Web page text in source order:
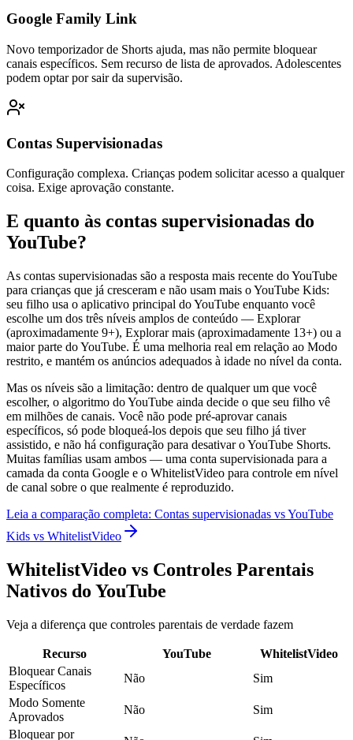
Google Family Link
Novo temporizador de Shorts ajuda, mas não permite bloquear
canais específicos. Sem recurso de lista de aprovados. Adolescentes
podem optar por sair da supervisão.
Contas Supervisionadas
Configuração complexa. Crianças podem solicitar acesso a qualquer
coisa. Exige aprovação constante.
E quanto às contas supervisionadas do
YouTube?
As contas supervisionadas são a resposta mais recente do YouTube
para crianças que já cresceram e não usam mais o YouTube Kids:
seu filho usa o aplicativo principal do YouTube enquanto você
escolhe um dos três níveis amplos de conteúdo — Explorar
(aproximadamente 9+), Explorar mais (aproximadamente 13+) ou a
maior parte do YouTube. É uma melhoria real em relação ao Modo
restrito, e mantém os anúncios adequados à idade no nível da conta.
Mas os níveis são a limitação: dentro de qualquer um que você
escolher, o algoritmo do YouTube ainda decide o que seu filho vê
em milhões de canais. Você não pode pré-aprovar canais
específicos, só pode bloqueá-los depois que seu filho já tiver
assistido, e não há configuração para desativar o YouTube Shorts.
Muitas famílias usam ambos — uma conta supervisionada para a
camada da conta Google e o WhitelistVideo para controle em nível
de canal sobre o que realmente é reproduzido.
Leia a comparação completa: Contas supervisionadas vs YouTube
Kids vs WhitelistVideo
WhitelistVideo vs Controles Parentais
Nativos do YouTube
Veja a diferença que controles parentais de verdade fazem
Recurso YouTube
WhitelistVideo
Bloquear Canais
Específicos
Não
Sim
Modo Somente
Aprovados
Não
Sim
Bloquear por